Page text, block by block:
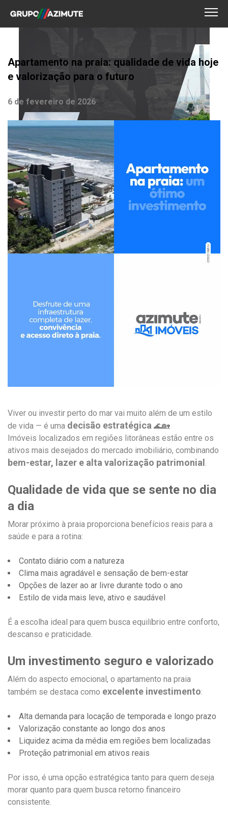
Apartamento na praia: qualidade de vida hoje
e valorização para o futuro
6 de fevereiro de 2026
Viver ou investir perto do mar vai muito além de um estilo
de vida — é uma decisão estratégica 🌊🏡
Imóveis localizados em regiões litorâneas estão entre os
ativos mais desejados do mercado imobiliário, combinando
bem-estar, lazer e alta valorização patrimonial
Qualidade de vida que se sente no dia
a dia
Morar próximo à praia proporciona benefícios reais para a
saúde e para a rotina:
Contato diário com a natureza
Clima mais agradável e sensação de bem-estar
Opções de lazer ao ar livre durante todo o ano
Estilo de vida mais leve, ativo e saudável
É a escolha ideal para quem busca equilíbrio entre conforto,
descanso e praticidade.
Um investimento seguro e valorizado
Além do aspecto emocional, o apartamento na praia
também se destaca como excelente investimento:
Alta demanda para locação de temporada e longo prazo
Valorização constante ao longo dos anos
Liquidez acima da média em regiões bem localizadas
Proteção patrimonial em ativos reais
Por isso, é uma opção estratégica tanto para quem deseja
morar quanto para quem busca retorno financeiro
consistente.